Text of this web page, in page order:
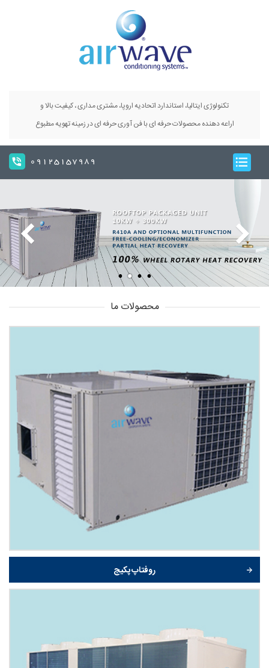
تکنولوژی ایتالیا، استاندارد اتحادیه اروپا، مشتری مداری ، کیفیت بالا و
اراعه دهنده محصولات حرفه ای با فن آوری حرفه ای در زمینه تهویه مطبوع
09125157989
محصولات ما
روفتاپ پکیج